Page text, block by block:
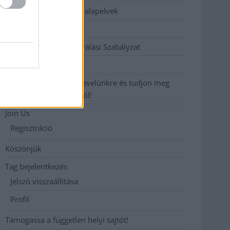
Etikai és függetlenségi alapelvek
Hozzászólási és Moderálási Szabályzat
Iratkozzon fel heti hírlevelünkre és tudjon meg
még többet megyénkről!
Join Us
Regisztráció
Köszönjük
Tag bejelentkezés
Jelszó visszaállítása
Profil
Támogassa a független helyi sajtót!